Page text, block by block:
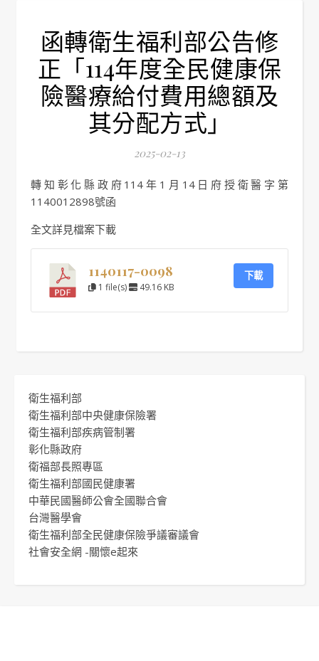
函轉衛生福利部公告修
正「114年度全民健康保
險醫療給付費用總額及
其分配方式」
2025-02-13
轉知彰化縣政府114年1月14日府授衛醫字第
1140012898號函
全文詳見檔案下載
1140117-0098
1 file(s) 49.16 KB
下載
衛生福利部
衛生福利部中央健康保險署
衛生福利部疾病管制署
彰化縣政府
衛福部長照專區
衛生福利部國民健康署
中華民國醫師公會全國聯合會
台灣醫學會
衛生福利部全民健康保險爭議審議會
社會安全網 -關懷e起來